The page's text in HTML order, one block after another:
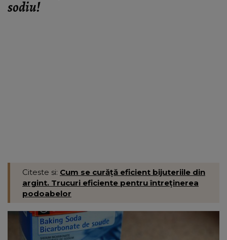
sodiu!
Citeste si: Cum se curăță eficient bijuteriile din
argint. Trucuri eficiente pentru întreţinerea
podoabelor